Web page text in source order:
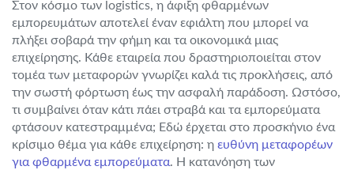
Στον κόσμο των logistics, η άφιξη φθαρμένων
εμπορευμάτων αποτελεί έναν εφιάλτη που μπορεί να
πλήξει σοβαρά την φήμη και τα οικονομικά μιας
επιχείρησης. Κάθε εταιρεία που δραστηριοποιείται στον
τομέα των μεταφορών γνωρίζει καλά τις προκλήσεις, από
την σωστή φόρτωση έως την ασφαλή παράδοση. Ωστόσο,
τι συμβαίνει όταν κάτι πάει στραβά και τα εμπορεύματα
φτάσουν κατεστραμμένα; Εδώ έρχεται στο προσκήνιο ένα
κρίσιμο θέμα για κάθε επιχείρηση: η ευθύνη μεταφορέων
για φθαρμένα εμπορεύματα. Η κατανόηση των